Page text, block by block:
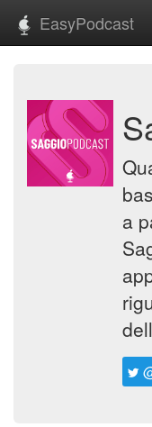
EasyPodcast
a